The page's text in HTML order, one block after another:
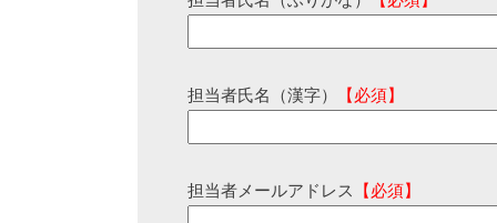
担当者氏名（漢字） 【必須】
担当者メールアドレス 【必須】